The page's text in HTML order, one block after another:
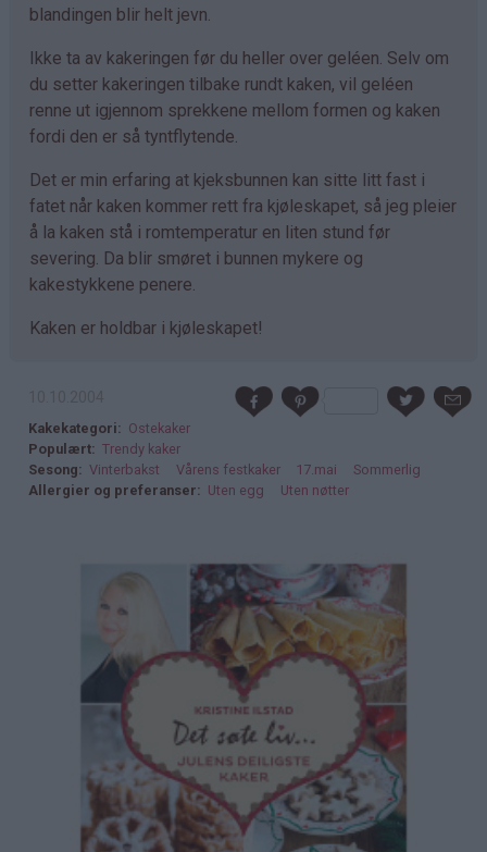
blandingen blir helt jevn.
Ikke ta av kakeringen før du heller over geléen. Selv om
du setter kakeringen tilbake rundt kaken, vil geléen
renne ut igjennom sprekkene mellom formen og kaken
fordi den er så tyntflytende.
Det er min erfaring at kjeksbunnen kan sitte litt fast i
fatet når kaken kommer rett fra kjøleskapet, så jeg pleier
å la kaken stå i romtemperatur en liten stund før
severing. Da blir smøret i bunnen mykere og
kakestykkene penere.
Kaken er holdbar i kjøleskapet!
Kakekategori
Ostekaker
Populært
Trendy kaker
Sesong
Vinterbakst Vårens festkaker 17.mai
Sommerlig
Allergier og preferanser
Uten egg Uten nøtter